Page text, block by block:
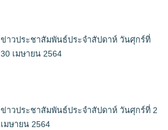
ข่าวประชาสัมพันธ์ประจำสัปดาห์ วันศุกร์ที่
30 เมษายน 2564
ข่าวประชาสัมพันธ์ประจำสัปดาห์ วันศุกร์ที่ 2
เมษายน 2564